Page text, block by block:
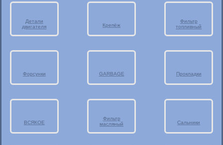
Детали
двигателя
Крепёж
Фильтр
топливный
Форсунки GARBAGE Прокладки
ВСЯКОЕ
Фильтр
масляный
Сальники